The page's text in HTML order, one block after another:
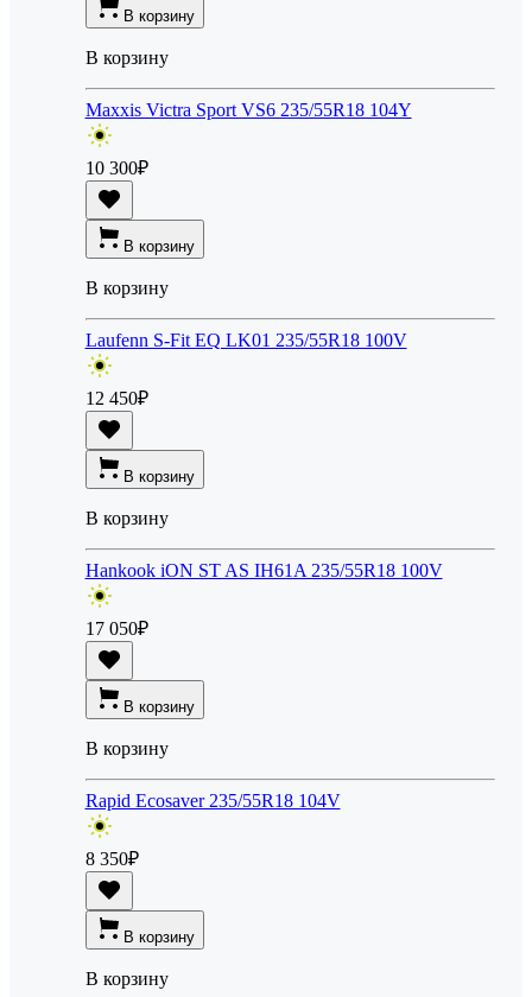
В корзину
В корзину
Maxxis Victra Sport VS6 235/55R18 104Y
10 300₽
В корзину
В корзину
Laufenn S-Fit EQ LK01 235/55R18 100V
12 450₽
В корзину
В корзину
Hankook iON ST AS IH61A 235/55R18 100V
17 050₽
В корзину
В корзину
Rapid Ecosaver 235/55R18 104V
8 350₽
В корзину
В корзину